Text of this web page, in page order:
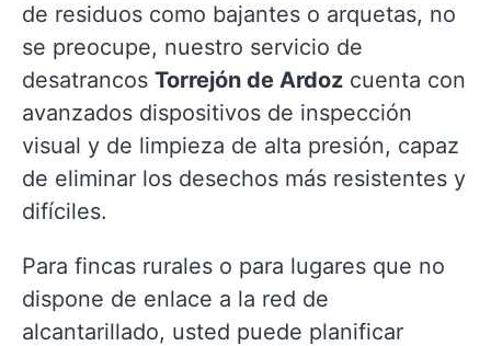
de residuos como bajantes o arquetas, no
se preocupe, nuestro servicio de
desatrancos Torrejón de Ardoz cuenta con
avanzados dispositivos de inspección
visual y de limpieza de alta presión, capaz
de eliminar los desechos más resistentes y
difíciles.
Para fincas rurales o para lugares que no
dispone de enlace a la red de
alcantarillado, usted puede planificar